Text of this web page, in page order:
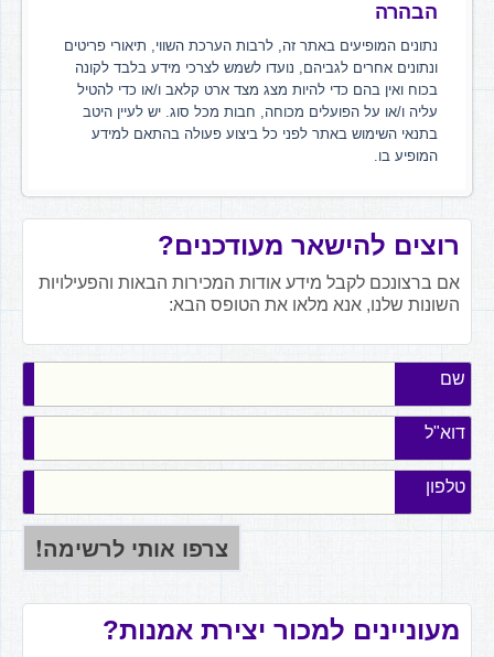
הבהרה
נתונים המופיעים באתר זה, לרבות הערכת השווי, תיאורי פריטים
ונתונים אחרים לגביהם, נועדו לשמש לצרכי מידע בלבד לקונה
בכוח ואין בהם כדי להיות מצג מצד ארט קלאב ו/או כדי להטיל
עליה ו/או על הפועלים מכוחה, חבות מכל סוג. יש לעיין היטב
בתנאי השימוש באתר לפני כל ביצוע פעולה בהתאם למידע
המופיע בו.
רוצים להישאר מעודכנים?
אם ברצונכם לקבל מידע אודות המכירות הבאות והפעילויות
השונות שלנו, אנא מלאו את הטופס הבא:
שם
דוא"ל
טלפון
מעוניינים למכור יצירת אמנות?